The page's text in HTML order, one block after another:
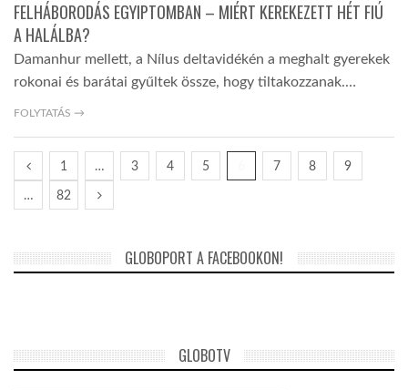
FELHÁBORODÁS EGYIPTOMBAN – MIÉRT KEREKEZETT HÉT FIÚ
A HALÁLBA?
Damanhur mellett, a Nílus deltavidékén a meghalt gyerekek
rokonai és barátai gyűltek össze, hogy tiltakozzanak.…
FOLYTATÁS →
1 … 3 4 5 7 8 9
… 82
GLOBOPORT A FACEBOOKON!
GLOBOTV